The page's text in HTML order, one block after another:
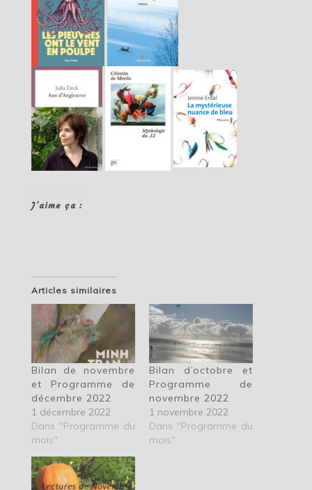
J’aime ça :
Articles similaires
Bilan de novembre
et Programme de
décembre 2022
1 décembre 2022
Dans "Programme du
mois"
Bilan d’octobre et
Programme de
novembre 2022
1 novembre 2022
Dans "Programme du
mois"